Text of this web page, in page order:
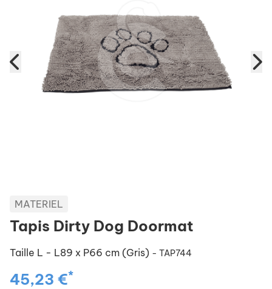
MATERIEL
Tapis Dirty Dog Doormat
Taille L - L89 x P66 cm (Gris) - TAP744
45,23 €*